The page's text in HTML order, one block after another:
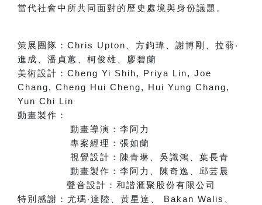
當代社會中所共同面對的歷史處境與身份議題。
策展團隊： Chris Upton 、方鈞瑋、謝博剛、拉蓊 ‧
進成、潘貞蕙、柯俊雄、廖碧蘭
美術設計： Cheng Yi Shih, Priya Lin, Joe
Chang, Cheng Hui Cheng, Hui Yung Chang,
Yun Chi Lin
動畫製作：
動畫導演：李阿力
專案經理：張如蘭
視覺設計：陳青琳、吳識鴻、葉長青
動畫製作：李阿力、陳奇逸、邱芸晨
聲音設計：和諧滙聚股份有限公司
特別感謝： 尤瑪‧達陸、黃星達 、 Bakan Walis 、